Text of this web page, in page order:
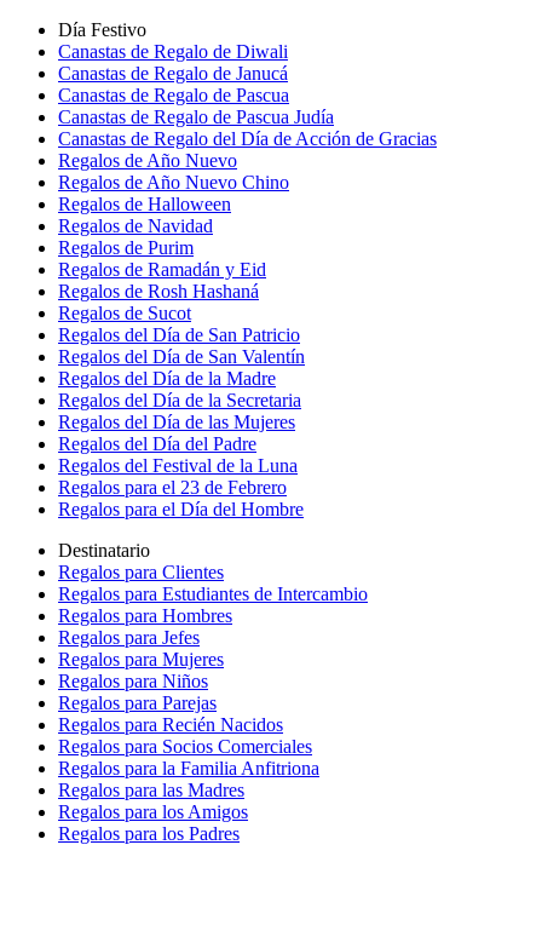
Día Festivo
Canastas de Regalo de Diwali
Canastas de Regalo de Janucá
Canastas de Regalo de Pascua
Canastas de Regalo de Pascua Judía
Canastas de Regalo del Día de Acción de Gracias
Regalos de Año Nuevo
Regalos de Año Nuevo Chino
Regalos de Halloween
Regalos de Navidad
Regalos de Purim
Regalos de Ramadán y Eid
Regalos de Rosh Hashaná
Regalos de Sucot
Regalos del Día de San Patricio
Regalos del Día de San Valentín
Regalos del Día de la Madre
Regalos del Día de la Secretaria
Regalos del Día de las Mujeres
Regalos del Día del Padre
Regalos del Festival de la Luna
Regalos para el 23 de Febrero
Regalos para el Día del Hombre
Destinatario
Regalos para Clientes
Regalos para Estudiantes de Intercambio
Regalos para Hombres
Regalos para Jefes
Regalos para Mujeres
Regalos para Niños
Regalos para Parejas
Regalos para Recién Nacidos
Regalos para Socios Comerciales
Regalos para la Familia Anfitriona
Regalos para las Madres
Regalos para los Amigos
Regalos para los Padres